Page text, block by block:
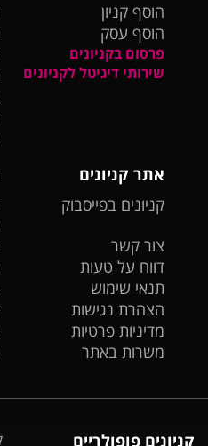
הוסף קניון
הוסף עסק
פרסום בקניונים
שירותי דיגיטל לקניונים
אתר קניונים
קניונים בפייסבוק
צור קשר
דווח על טעות
תנאי שימוש
הצהרת נגישות
מדיניות פרטיות
משרות באתר
קניונים פופולריים